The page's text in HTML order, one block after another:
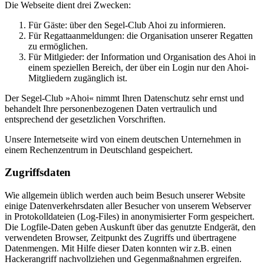
Die Webseite dient drei Zwecken:
Für Gäste: über den Segel-Club Ahoi zu informieren.
Für Regattaanmeldungen: die Organisation unserer Regatten
zu ermöglichen.
Für Mitlgieder: der Information und Organisation des Ahoi in
einem speziellen Bereich, der über ein Login nur den Ahoi-
Mitgliedern zugänglich ist.
Der Segel-Club »Ahoi« nimmt Ihren Datenschutz sehr ernst und
behandelt Ihre personenbezogenen Daten vertraulich und
entsprechend der gesetzlichen Vorschriften.
Unsere Internetseite wird von einem deutschen Unternehmen in
einem Rechenzentrum in Deutschland gespeichert.
Zugriffsdaten
Wie allgemein üblich werden auch beim Besuch unserer Website
einige Datenverkehrsdaten aller Besucher von unserem Webserver
in Protokolldateien (Log-Files) in anonymisierter Form gespeichert.
Die Logfile-Daten geben Auskunft über das genutzte Endgerät, den
verwendeten Browser, Zeitpunkt des Zugriffs und übertragene
Datenmengen. Mit Hilfe dieser Daten konnten wir z.B. einen
Hackerangriff nachvollziehen und Gegenmaßnahmen ergreifen.